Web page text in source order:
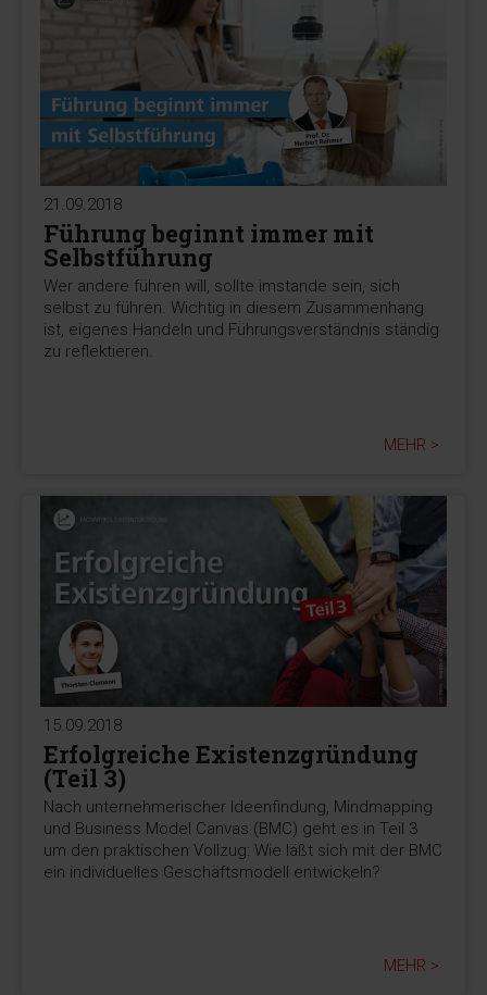
21.09.2018
Führung beginnt immer mit
Selbstführung
Wer andere führen will, sollte imstande sein, sich
selbst zu führen. Wichtig in diesem Zusammenhang
ist, eigenes Handeln und Führungsverständnis ständig
zu reflektieren.
MEHR >
15.09.2018
Erfolgreiche Existenzgründung
(Teil 3)
Nach unternehmerischer Ideenfindung, Mindmapping
und Business Model Canvas (BMC) geht es in Teil 3
um den praktischen Vollzug: Wie läßt sich mit der BMC
ein individuelles Geschäftsmodell entwickeln?
MEHR >